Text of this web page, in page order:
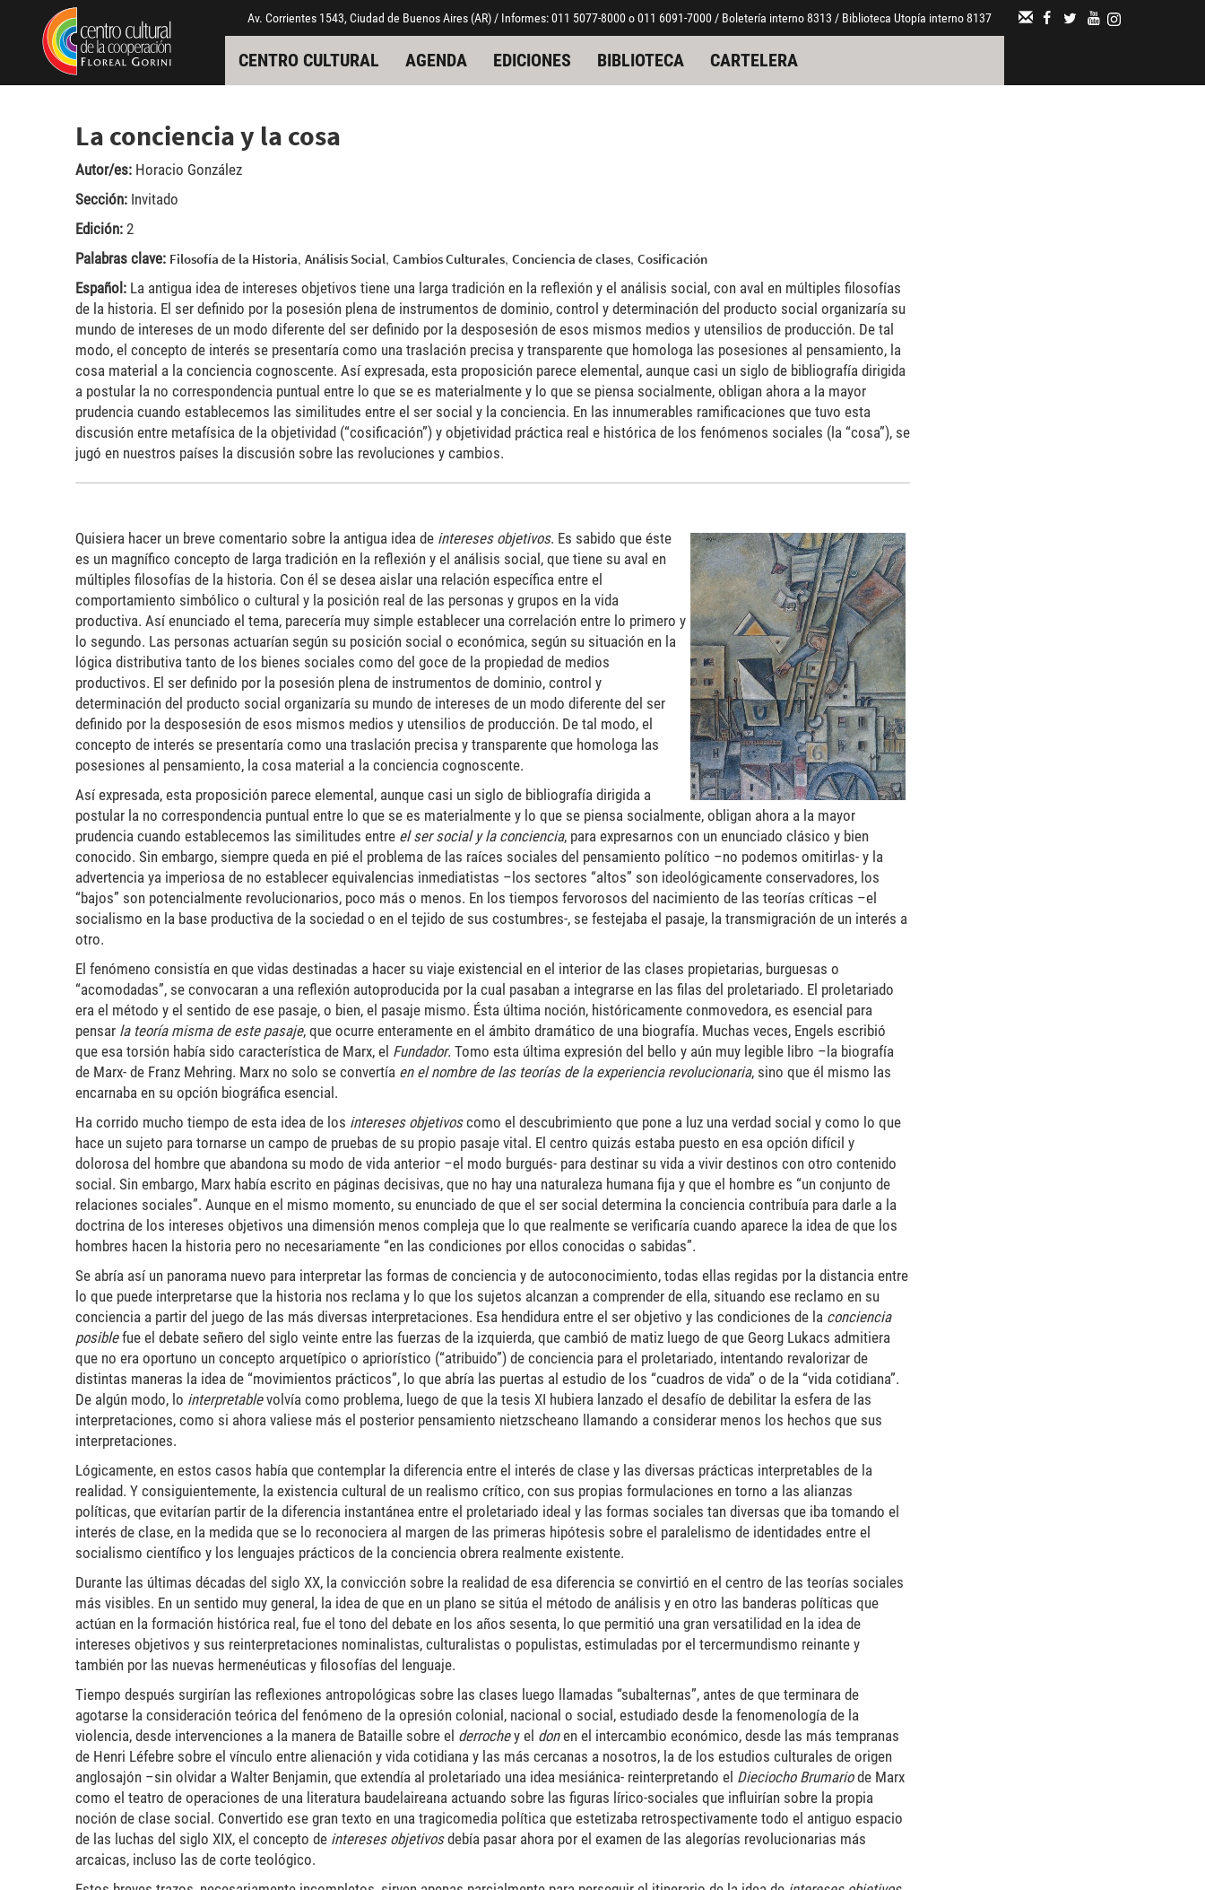
Pasar al contenido principal
Jump to main content Av. Corrientes 1543, Ciudad de Buenos Aires (AR) / Informes: 011 5077-8000 o 011 6091-7000 / Boletería interno 8313 / Biblioteca Utopía interno 8137
CENTRO CULTURAL AGENDA EDICIONES BIBLIOTECA CARTELERA
La conciencia y la cosa
Autor/es: Horacio González
Sección: Invitado
Edición: 2
Palabras clave: Filosofía de la Historia, Análisis Social, Cambios Culturales, Conciencia de clases, Cosificación
Español: La antigua idea de intereses objetivos tiene una larga tradición en la reflexión y el análisis social, con aval en múltiples filosofías
de la historia. El ser definido por la posesión plena de instrumentos de dominio, control y determinación del producto social organizaría su
mundo de intereses de un modo diferente del ser definido por la desposesión de esos mismos medios y utensilios de producción. De tal
modo, el concepto de interés se presentaría como una traslación precisa y transparente que homologa las posesiones al pensamiento, la
cosa material a la conciencia cognoscente. Así expresada, esta proposición parece elemental, aunque casi un siglo de bibliografía dirigida
a postular la no correspondencia puntual entre lo que se es materialmente y lo que se piensa socialmente, obligan ahora a la mayor
prudencia cuando establecemos las similitudes entre el ser social y la conciencia. En las innumerables ramificaciones que tuvo esta
discusión entre metafísica de la objetividad (“cosificación”) y objetividad práctica real e histórica de los fenómenos sociales (la “cosa”), se
jugó en nuestros países la discusión sobre las revoluciones y cambios.
Quisiera hacer un breve comentario sobre la antigua idea de intereses objetivos. Es sabido que éste
es un magnífico concepto de larga tradición en la reflexión y el análisis social, que tiene su aval en
múltiples filosofías de la historia. Con él se desea aislar una relación específica entre el
comportamiento simbólico o cultural y la posición real de las personas y grupos en la vida
productiva. Así enunciado el tema, parecería muy simple establecer una correlación entre lo primero y
lo segundo. Las personas actuarían según su posición social o económica, según su situación en la
lógica distributiva tanto de los bienes sociales como del goce de la propiedad de medios
productivos. El ser definido por la posesión plena de instrumentos de dominio, control y
determinación del producto social organizaría su mundo de intereses de un modo diferente del ser
definido por la desposesión de esos mismos medios y utensilios de producción. De tal modo, el
concepto de interés se presentaría como una traslación precisa y transparente que homologa las
posesiones al pensamiento, la cosa material a la conciencia cognoscente.
Así expresada, esta proposición parece elemental, aunque casi un siglo de bibliografía dirigida a
postular la no correspondencia puntual entre lo que se es materialmente y lo que se piensa socialmente, obligan ahora a la mayor
prudencia cuando establecemos las similitudes entre el ser social y la conciencia, para expresarnos con un enunciado clásico y bien
conocido. Sin embargo, siempre queda en pié el problema de las raíces sociales del pensamiento político –no podemos omitirlas- y la
advertencia ya imperiosa de no establecer equivalencias inmediatistas –los sectores “altos” son ideológicamente conservadores, los
“bajos” son potencialmente revolucionarios, poco más o menos. En los tiempos fervorosos del nacimiento de las teorías críticas –el
socialismo en la base productiva de la sociedad o en el tejido de sus costumbres-, se festejaba el pasaje, la transmigración de un interés a
otro.
El fenómeno consistía en que vidas destinadas a hacer su viaje existencial en el interior de las clases propietarias, burguesas o
“acomodadas”, se convocaran a una reflexión autoproducida por la cual pasaban a integrarse en las filas del proletariado. El proletariado
era el método y el sentido de ese pasaje, o bien, el pasaje mismo. Ésta última noción, históricamente conmovedora, es esencial para
pensar la teoría misma de este pasaje, que ocurre enteramente en el ámbito dramático de una biografía. Muchas veces, Engels escribió
que esa torsión había sido característica de Marx, el Fundador. Tomo esta última expresión del bello y aún muy legible libro –la biografía
de Marx- de Franz Mehring. Marx no solo se convertía en el nombre de las teorías de la experiencia revolucionaria, sino que él mismo las
encarnaba en su opción biográfica esencial.
Ha corrido mucho tiempo de esta idea de los intereses objetivoscomo el descubrimiento que pone a luz una verdad social y como lo que
hace un sujeto para tornarse un campo de pruebas de su propio pasaje vital. El centro quizás estaba puesto en esa opción difícil y
dolorosa del hombre que abandona su modo de vida anterior –el modo burgués- para destinar su vida a vivir destinos con otro contenido
social. Sin embargo, Marx había escrito en páginas decisivas, que no hay una naturaleza humana fija y que el hombre es “un conjunto de
relaciones sociales”. Aunque en el mismo momento, su enunciado de que el ser social determina la conciencia contribuía para darle a la
doctrina de los intereses objetivos una dimensión menos compleja que lo que realmente se verificaría cuando aparece la idea de que los
hombres hacen la historia pero no necesariamente “en las condiciones por ellos conocidas o sabidas”.
Se abría así un panorama nuevo para interpretar las formas de conciencia y de autoconocimiento, todas ellas regidas por la distancia entre
lo que puede interpretarse que la historia nos reclama y lo que los sujetos alcanzan a comprender de ella, situando ese reclamo en su
conciencia a partir del juego de las más diversas interpretaciones. Esa hendidura entre el ser objetivo y las condiciones de la conciencia
posiblefue el debate señero del siglo veinte entre las fuerzas de la izquierda, que cambió de matiz luego de que Georg Lukacs admitiera
que no era oportuno un concepto arquetípico o apriorístico (“atribuido”) de conciencia para el proletariado, intentando revalorizar de
distintas maneras la idea de “movimientos prácticos”, lo que abría las puertas al estudio de los “cuadros de vida” o de la “vida cotidiana”.
De algún modo, lo interpretablevolvía como problema, luego de que la tesis XI hubiera lanzado el desafío de debilitar la esfera de las
interpretaciones, como si ahora valiese más el posterior pensamiento nietzscheano llamando a considerar menos los hechos que sus
interpretaciones.
Lógicamente, en estos casos había que contemplar la diferencia entre el interés de clase y las diversas prácticas interpretables de la
realidad. Y consiguientemente, la existencia cultural de un realismo crítico, con sus propias formulaciones en torno a las alianzas
políticas, que evitarían partir de la diferencia instantánea entre el proletariado ideal y las formas sociales tan diversas que iba tomando el
interés de clase, en la medida que se lo reconociera al margen de las primeras hipótesis sobre el paralelismo de identidades entre el
socialismo científico y los lenguajes prácticos de la conciencia obrera realmente existente.
Durante las últimas décadas del siglo XX, la convicción sobre la realidad de esa diferencia se convirtió en el centro de las teorías sociales
más visibles. En un sentido muy general, la idea de que en un plano se sitúa el método de análisis y en otro las banderas políticas que
actúan en la formación histórica real, fue el tono del debate en los años sesenta, lo que permitió una gran versatilidad en la idea de
intereses objetivos y sus reinterpretaciones nominalistas, culturalistas o populistas, estimuladas por el tercermundismo reinante y
también por las nuevas hermenéuticas y filosofías del lenguaje.
Tiempo después surgirían las reflexiones antropológicas sobre las clases luego llamadas “subalternas”, antes de que terminara de
agotarse la consideración teórica del fenómeno de la opresión colonial, nacional o social, estudiado desde la fenomenología de la
violencia, desde intervenciones a la manera de Bataille sobre el derrochey el donen el intercambio económico, desde las más tempranas
de Henri Léfebre sobre el vínculo entre alienación y vida cotidiana y las más cercanas a nosotros, la de los estudios culturales de origen
anglosajón –sin olvidar a Walter Benjamin, que extendía al proletariado una idea mesiánica- reinterpretando el Dieciocho Brumariode Marx
como el teatro de operaciones de una literatura baudelaireana actuando sobre las figuras lírico-sociales que influirían sobre la propia
noción de clase social. Convertido ese gran texto en una tragicomedia política que estetizaba retrospectivamente todo el antiguo espacio
de las luchas del siglo XIX, el concepto de intereses objetivosdebía pasar ahora por el examen de las alegorías revolucionarias más
arcaicas, incluso las de corte teológico.